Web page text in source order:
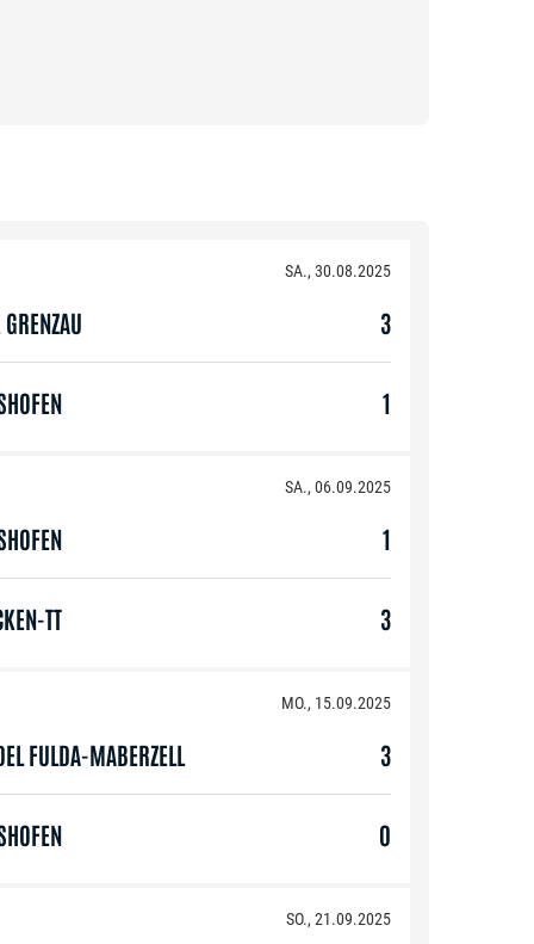
SA., 30.08.2025
3
1
SA., 06.09.2025
1
TT 3
MO., 15.09.2025
FULDA-MABERZELL 3
0
SO., 21.09.2025